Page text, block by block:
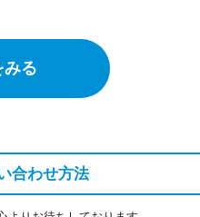
みる
合わせ方法